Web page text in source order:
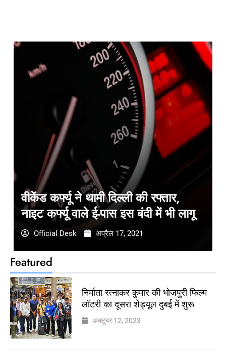
Featured
निर्माता रत्नाकर कुमार की भोजपुरी फिल्म
लॉटरी का दूसरा शेड्यूल दुबई में शुरू
अक्टूबर 12, 2023
वीकेंड कर्फ्यू ने थामी दिल्ली की रफ्तार,
नाइट कर्फ्यू वाले ई-पास इस बंदी में भी लागू
Official Desk अप्रैल 17, 2021